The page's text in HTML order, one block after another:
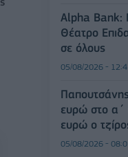
Alpha Bank:
Θέατρο
σε όλους
05/08/2026 -
ευρώ στο α΄
ευρώ ο
05/08/2026 -